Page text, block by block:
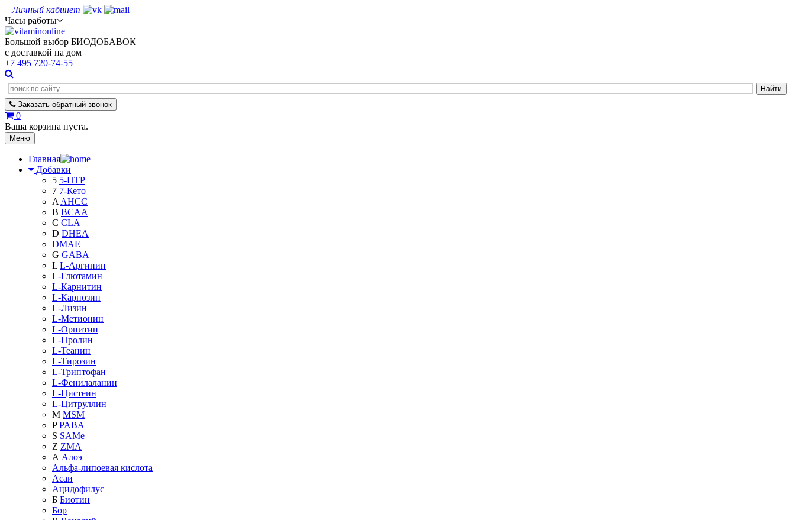
Личный кабинет
Часы работы
Большой выбор БИОДОБАВОК
с доставкой на дом
+7 495 720-74-55
Заказать обратный звонок
0
Ваша корзина пуста.
Меню
Главная
Добавки
5 5-HTP
7 7-Кето
A AHCC
B BCAA
C CLA
D DHEA
DMAE
G GABA
L L-Аргинин
L-Глютамин
L-Карнитин
L-Карнозин
L-Лизин
L-Метионин
L-Орнитин
L-Пролин
L-Теанин
L-Тирозин
L-Триптофан
L-Фенилаланин
L-Цистеин
L-Цитруллин
M MSM
P PABA
S SAMe
Z ZMA
А Алоэ
Альфа-липоевая кислота
Асаи
Ацидофилус
Б Биотин
Бор